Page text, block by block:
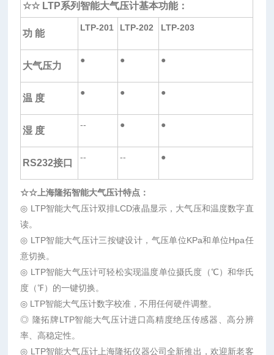
☆☆ LTP系列智能大气压计基本功能：
功 能
LTP-201 LTP-202 LTP-203
大气压力
● ● ●
温 度
● ● ●
湿 度
-- ● ●
RS232接口
-- -- ●
☆☆ 上海隆拓智能大气压计特点：
◎ LTP智能大气压计双排LCD液晶显示，大气压和温度数字直
读。
◎ LTP智能大气压计三按键设计，气压单位KPa和单位Hpa任
意切换。
◎ LTP智能大气压计可轻松实现温度单位摄氏度（℃）和华氏
度（℉）的一键切换。
◎ LTP智能大气压计数字校准，不用任何硬件调整。
◎ 隆拓牌LTP智能大气压计进口高精度绝压传感器、高分辨
率、高稳定性。
◎ LTP智能大气压计上海隆拓仪器公司全新推出，欢迎新老客